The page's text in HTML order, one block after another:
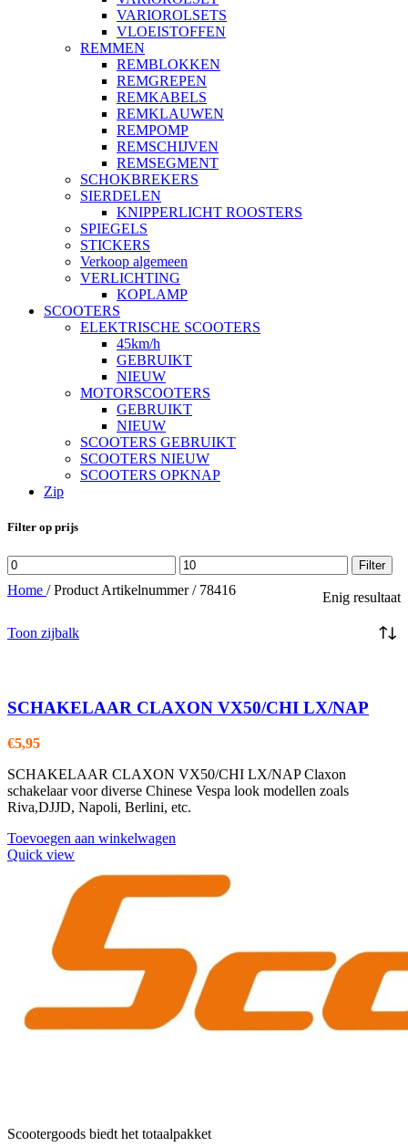
VARIOROLSETS
VLOEISTOFFEN
REMMEN
REMBLOKKEN
REMGREPEN
REMKABELS
REMKLAUWEN
REMPOMP
REMSCHIJVEN
REMSEGMENT
SCHOKBREKERS
SIERDELEN
KNIPPERLICHT ROOSTERS
SPIEGELS
STICKERS
Verkoop algemeen
VERLICHTING
KOPLAMP
SCOOTERS
ELEKTRISCHE SCOOTERS
45km/h
GEBRUIKT
NIEUW
MOTORSCOOTERS
GEBRUIKT
NIEUW
SCOOTERS GEBRUIKT
SCOOTERS NIEUW
SCOOTERS OPKNAP
Zip
Filter op prijs
Min.
prijs
Max.
prijs
Filter
Home / Product Artikelnummer/ 78416 Enig resultaat
Toon zijbalk
SCHAKELAAR CLAXON VX50/CHI LX/NAP
€5,95
SCHAKELAAR CLAXON VX50/CHI LX/NAP Claxon
schakelaar voor diverse Chinese Vespa look modellen zoals
Riva,DJJD, Napoli, Berlini, etc.
Toevoegen aan winkelwagen
Quick view
Scootergoods biedt het totaalpakket